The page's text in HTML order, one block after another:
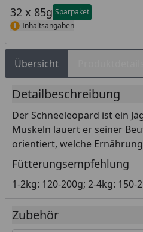
32 x 85g Sparpaket
Inhaltsangaben
Übersicht
Detailbeschreibung
Der Schneeleopard ist ein
Muskeln lauert er seiner
orientiert, welche
Fütterungsempfehlung
1-2kg: 120-200g; 2-4kg: 150-
Zubehör